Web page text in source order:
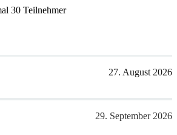
30 Teilnehmer
27. August 2026
29. September 2026